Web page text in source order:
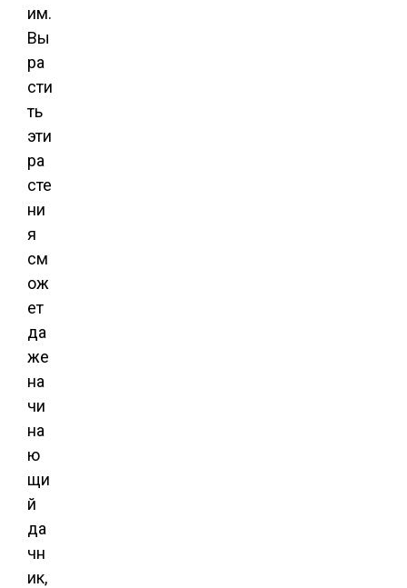
им.
Вы
ра
сти
ть
эти
ра
сте
ни
я
см
ож
ет
да
же
на
чи
на
ю
щи
й
да
чн
ик,